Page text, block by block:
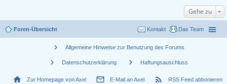
Gehe zu
Foren-Übersicht Das Team
Kontakt
chevron_right Allgemeine Hinweise zur Benutzung des Forums
chevron_right Datenschutzerklärung chevron_right Haftungsauschluss
home Zur Homepage von Axel mail_outline E-Mail an Axel rss_feed RSS Feed abbonieren